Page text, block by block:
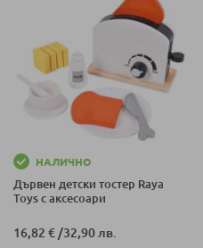
НАЛИЧНО
Дървен детски тостер Raya
Toys с аксесоари
16,82 € /32,90 лв.